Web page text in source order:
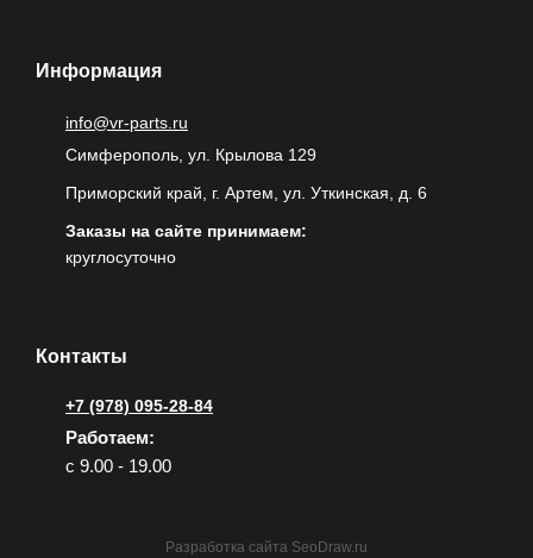
Информация
info@vr-parts.ru
Симферополь, ул. Крылова 129
Приморский край, г. Артем, ул. Уткинская, д. 6
Заказы на сайте принимаем:
круглосуточно
Контакты
+7 (978) 095-28-84
Работаем:
с 9.00 - 19.00
Разработка сайта SeoDraw.ru